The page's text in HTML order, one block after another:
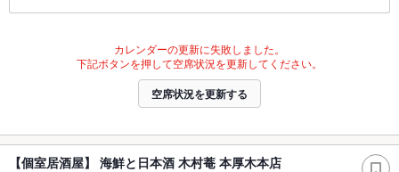
カレンダーの更新に失敗しました。
下記ボタンを押して空席状況を更新してください。
空席状況を更新する
【個室居酒屋】 海鮮と日本酒 木村菴 本厚木本店